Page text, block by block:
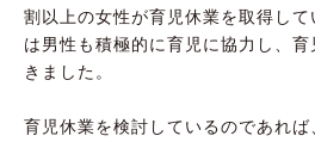
割以上の女性が育児休業を取得して
は男性も積極的に育児に協力し、
きました。
育児休業を検討しているのであれ